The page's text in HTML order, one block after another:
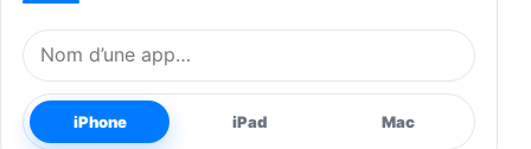
Nom de l’application
iPhone iPad Mac